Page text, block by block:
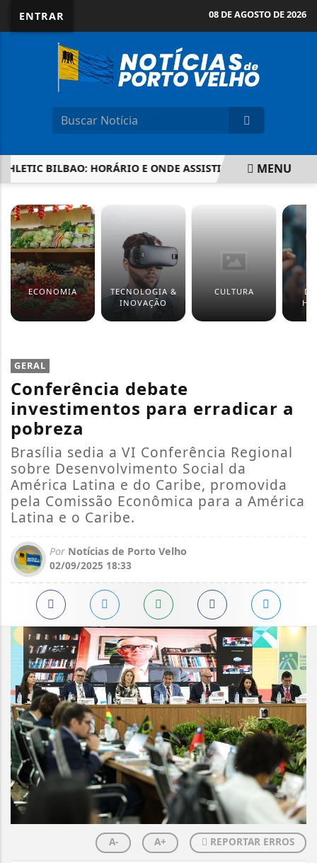
ENTRAR 08 DE AGOSTO DE 2026
BILBAO: HORÁRIO E ONDE ASSISTIR À SUPERCOPA DA
MENU
ECONOMIA
TECNOLOGIA &
INOVAÇÃO
CULTURA
GERAL
Conferência debate
investimentos para erradicar a
pobreza
Brasília sedia a VI Conferência Regional
sobre Desenvolvimento Social da
América Latina e do Caribe, promovida
pela Comissão Econômica para a América
Latina e o Caribe.
Por Notícias de Porto Velho
02/09/2025 18:33
A- A+ REPORTAR ERROS